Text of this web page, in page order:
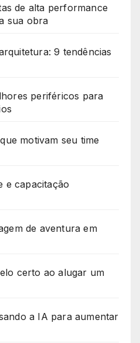
de alta performance
sua obra
9 tendências
periféricos para
motivam seu time
e capacitação
de aventura em
certo ao alugar um
a IA para aumentar